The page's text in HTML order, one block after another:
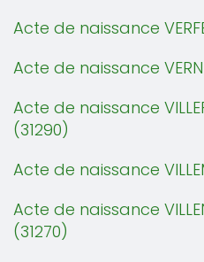
Acte de naissance
Acte de naissance
Acte de naissance
(31290)
Acte de naissance
Acte de naissance
(31270)